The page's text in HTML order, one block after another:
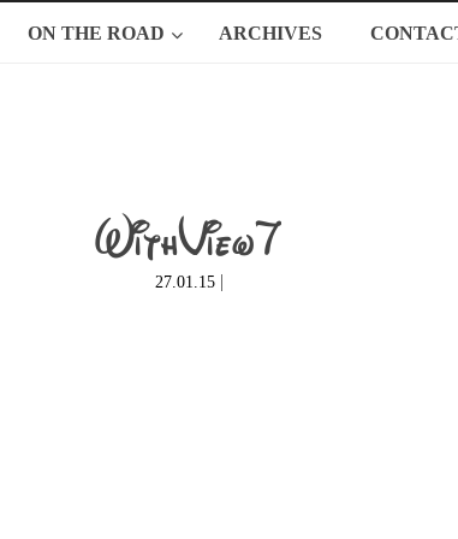
ON THE ROAD ARCHIVES
WithView7
27.01.15 |